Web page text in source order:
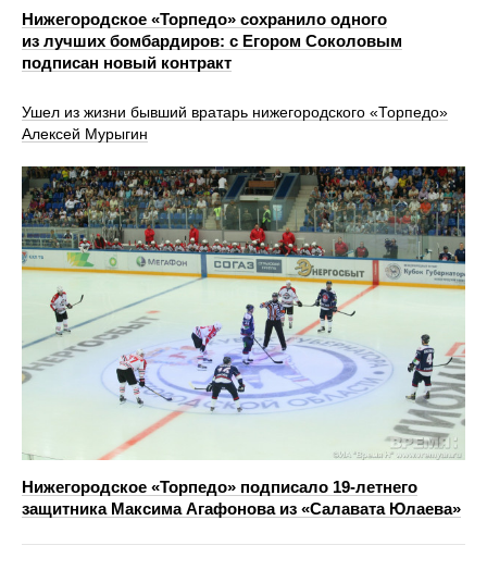
Нижегородское «Торпедо» сохранило одного
из лучших бомбардиров: с Егором Соколовым
подписан новый контракт
Ушел из жизни бывший вратарь нижегородского «Торпедо»
Алексей Мурыгин
Нижегородское «Торпедо» подписало 19‑летнего
защитника Максима Агафонова из «Салавата Юлаева»